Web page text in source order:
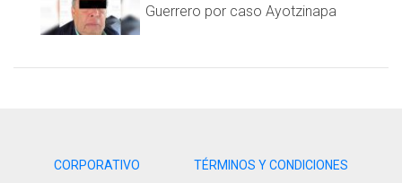
Guerrero por caso Ayotzinapa
CORPORATIVO TÉRMINOS Y CONDICIONES